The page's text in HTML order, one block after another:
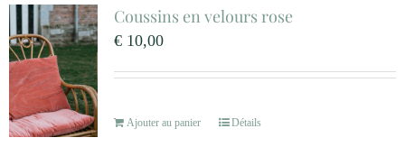
Coussins en velours rose
€10,00
Ajouter au panier Détails